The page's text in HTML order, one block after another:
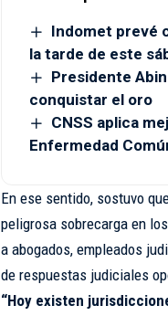
Indomet prevé
la tarde de este
Presidente
conquistar el oro
CNSS aplica
Enfermedad
En ese sentido, sostuvo
peligrosa sobrecarga en
a abogados, empleados
de respuestas judiciales
“Hoy existen